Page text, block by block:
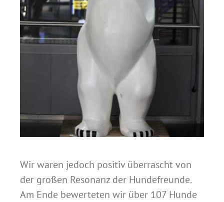
Wir waren jedoch positiv überrascht von
der großen Resonanz der Hundefreunde.
Am Ende bewerteten wir über 107 Hunde